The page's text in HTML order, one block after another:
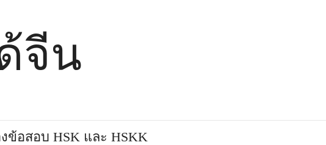
จีน
ข้อสอบ HSK และ HSKK